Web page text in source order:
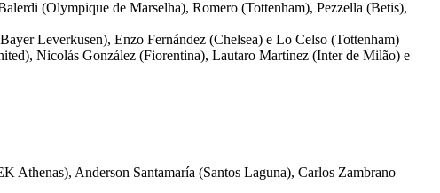
(Olympique de Marselha), Romero (Tottenham), Pezzella (Betis),
Leverkusen), Enzo Fernández (Chelsea) e Lo Celso (Tottenham)
Nicolás González (Fiorentina), Lautaro Martínez (Inter de Milão) e
Anderson Santamaría (Santos Laguna), Carlos Zambrano